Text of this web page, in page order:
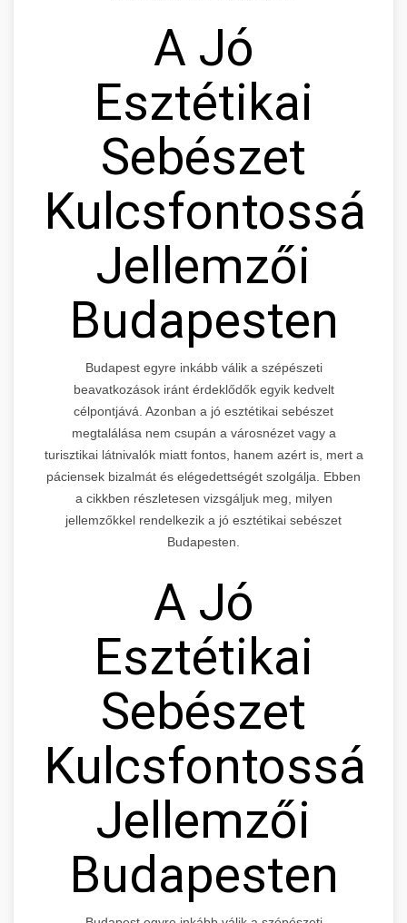
A Jó
Esztétikai
Sebészet
Jellemzői
Budapesten
Budapest egyre inkább válik a szépészeti
beavatkozások iránt érdeklődők egyik kedvelt
célpontjává. Azonban a jó esztétikai sebészet
megtalálása nem csupán a városnézet vagy a
turisztikai látnivalók miatt fontos, hanem azért is, mert a
páciensek bizalmát és elégedettségét szolgálja. Ebben
a cikkben részletesen vizsgáljuk meg, milyen
jellemzőkkel rendelkezik a jó esztétikai sebészet
Budapesten.
A Jó
Esztétikai
Sebészet
Jellemzői
Budapesten